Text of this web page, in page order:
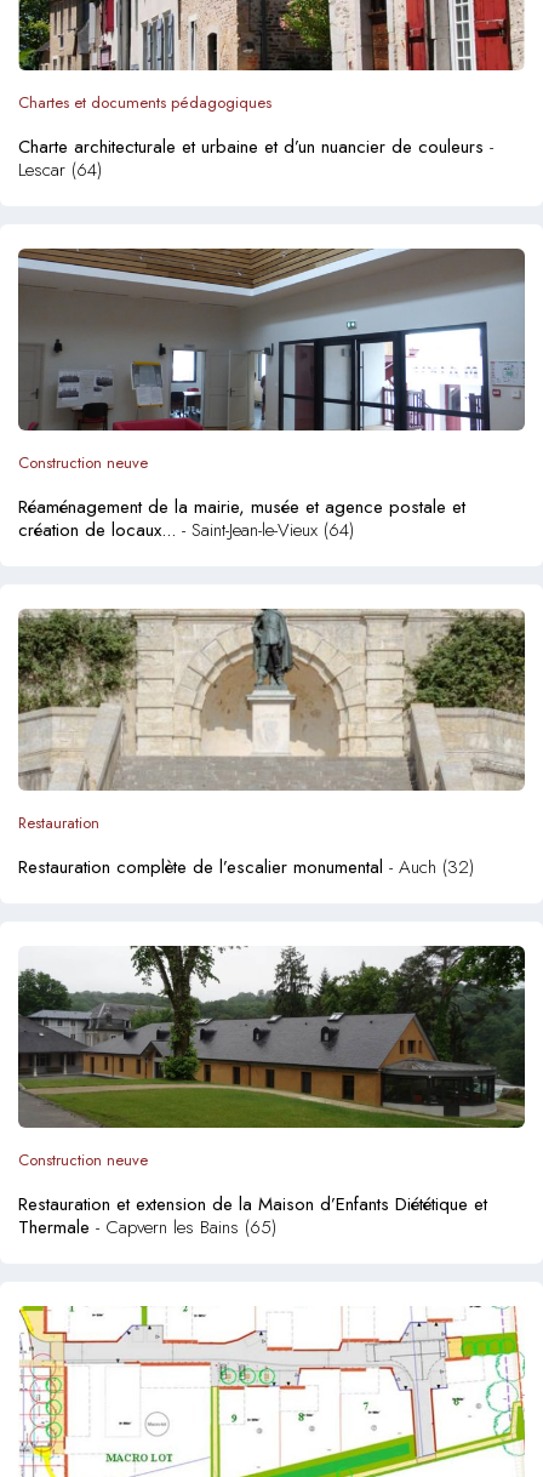
Chartes et documents pédagogiques
Charte architecturale et urbaine et d’un nuancier de couleurs -
Lescar (64)
Construction neuve
Réaménagement de la mairie, musée et agence postale et
création de locaux... - Saint-Jean-le-Vieux (64)
Restauration
Restauration complète de l’escalier monumental - Auch (32)
Construction neuve
Restauration et extension de la Maison d’Enfants Diététique et
Thermale - Capvern les Bains (65)